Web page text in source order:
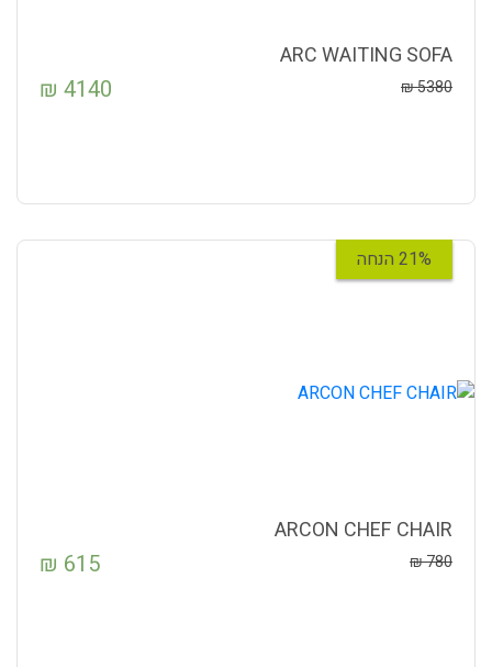
ARC WAITING SOFA
5380
₪
4140
₪
21% הנחה
ARCON CHEF CHAIR
780
₪
615
₪